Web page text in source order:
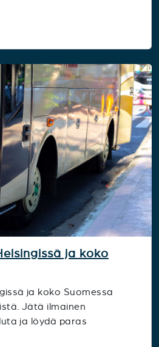
ja koko
ja koko Suomessa
Jätä ilmainen
ja löydä paras